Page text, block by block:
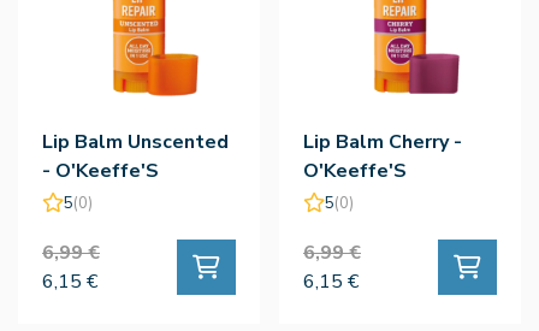
Lip Balm Unscented
- O'Keeffe'S
5(0)
6,99 €
6,15 €
Lip Balm Cherry -
O'Keeffe'S
5(0)
6,99 €
6,15 €